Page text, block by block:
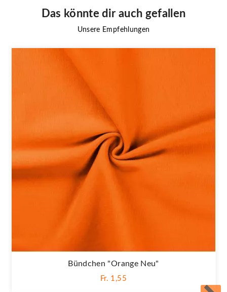
Das könnte dir auch gefallen
Unsere Empfehlungen
Bündchen "orange Neu"
Fr. 1,55